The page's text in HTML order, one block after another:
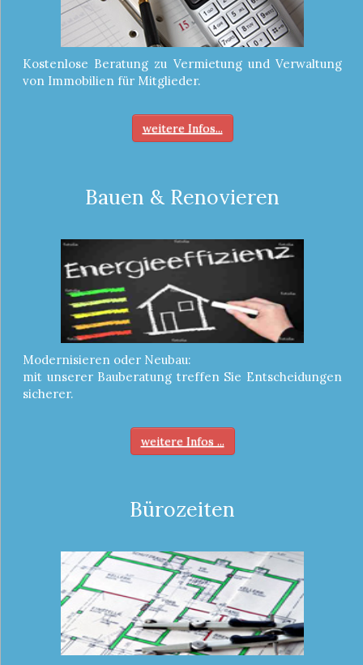
Kostenlose Beratung zu Vermietung und Verwaltung
von Immobilien für Mitglieder.
weitere Infos...
Bauen & Renovieren
Modernisieren oder Neubau:
mit unserer Bauberatung treffen Sie Entscheidungen
sicherer.
weitere Infos ...
Bürozeiten